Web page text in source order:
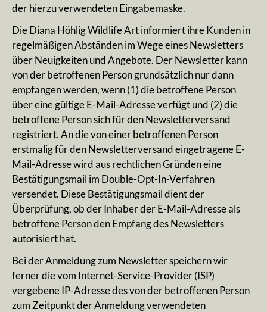
der hierzu verwendeten Eingabemaske.
Die Diana Höhlig Wildlife Art informiert ihre Kunden in
regelmäßigen Abständen im Wege eines Newsletters
über Neuigkeiten und Angebote. Der Newsletter kann
von der betroffenen Person grundsätzlich nur dann
empfangen werden, wenn (1) die betroffene Person
über eine gültige E-Mail-Adresse verfügt und (2) die
betroffene Person sich für den Newsletterversand
registriert. An die von einer betroffenen Person
erstmalig für den Newsletterversand eingetragene E-
Mail-Adresse wird aus rechtlichen Gründen eine
Bestätigungsmail im Double-Opt-In-Verfahren
versendet. Diese Bestätigungsmail dient der
Überprüfung, ob der Inhaber der E-Mail-Adresse als
betroffene Person den Empfang des Newsletters
autorisiert hat.
Bei der Anmeldung zum Newsletter speichern wir
ferner die vom Internet-Service-Provider (ISP)
vergebene IP-Adresse des von der betroffenen Person
zum Zeitpunkt der Anmeldung verwendeten